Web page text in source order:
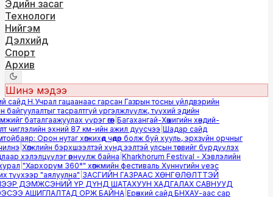
Эдийн засаг
Технологи
Нийгэм
Дэлхийд
Спорт
Архив
Шинэ мэдээ
сайд Н.Учрал гацаанаас гарсан Газрын тосны үйлдвэрийн
тасралтгүй үргэлжлүүлж, түүхий эдийн
баталгаажуулах үүрэг өгөв|Багахангай-Хөшигийн хөндий-
эхний 87 км-ийн ажил дуусчээ|Шадар сайд
Орон нутаг хөгжихөд чөдөр болж буй хууль, эрхзүйн орчныг
|Хөгжлийн бэрхшээлтэй хүнд ээлтэй улсын төсвийг бүрдүүлэх
хэлэлцүүлэг өрнүүлж байна|Kharkhorum Festival - Хэвлэлийн
|"Хархорум 360°" хөгжмийн фестиваль Хүннүгийн үеэс
"аялуулна"|ЗАСГИЙН ГАЗРААС ХӨНГӨЛӨЛТТЭЙ
ДЭМЖСЭНИЙ ҮР ДҮНД ШАТАХУУН ХАДГАЛАХ САВНУУД
АШИГЛАЛТАД ОРЖ БАЙНА|Ерөнхий сайд БНХАУ-аас сар